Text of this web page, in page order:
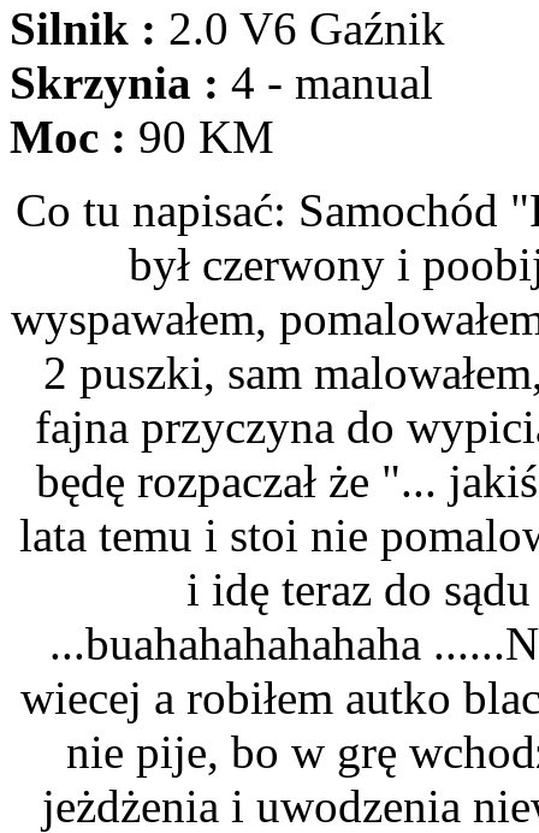
Silnik : 2.0 V6 Gaźnik
Skrzynia : 4 - manual
Moc : 90 KM
Co tu napisać: Samochód
był czerwony i
wyspawałem,
2 puszki, sam
fajna przyczyna do
będę rozpaczał że "...
lata temu i stoi nie
i idę teraz do
...buahahahahahaha
wiecej a robiłem autko
nie pije, bo w grę
jeżdżenia i uwodzenia